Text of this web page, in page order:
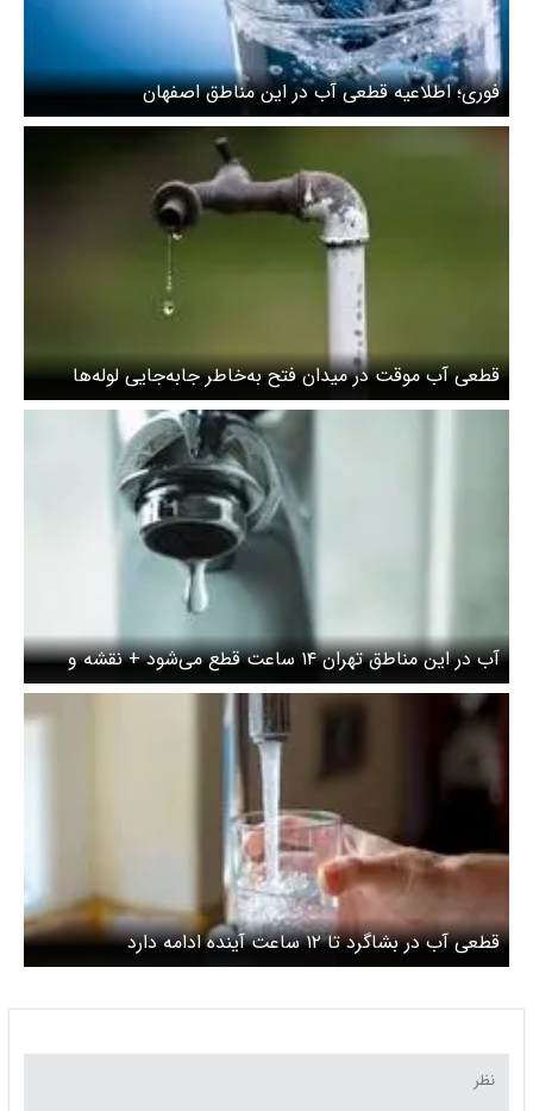
فوری؛ اطلاعیه قطعی آب در این مناطق اصفهان
قطعی آب موقت در میدان فتح به‌خاطر جابه‌جایی لوله‌ها
آب در این مناطق تهران ۱۴ ساعت قطع می‌شود + نقشه و
لیست محلات
قطعی آب در بشاگرد تا ۱۲ ساعت آینده ادامه دارد